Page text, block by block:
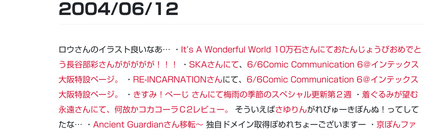
2004/06/12
ロウさんのイラスト良いなあ… ・
It’s A Wonderful World 10万石さんにておたんじょうびおめでと
う長谷部彩さんががががが！！！
・ SKAさんにて、 6/6Comic Communication 6＠インテックス
大阪特設ページ。
・ RE-INCARNATIONさんにて、 6/6Comic Communication 6＠インテックス
大阪特設ページ。
・ きすみ！ぺーじ さんにて梅雨の季節のスペシャル更新第２週 ・ 着ぐるみが望む
永遠さんにて、何故かコカコーラＣ2レビュー。
そういえばさゆりんがれびゅーきぼんぬ！ってして
たな… ・ Ancient Guardianさん移転～ 独自ドメイン取得ぽめれちょーございますー ・ 京ぽんファ